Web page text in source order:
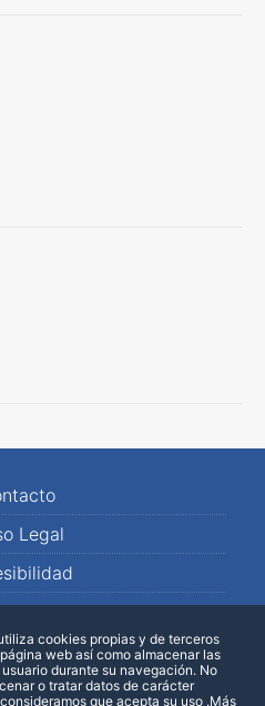
Legal
Web
cookies propias y de terceros
web así como almacenar las
durante su navegación. No
o tratar datos de carácter
que acepta su uso .Más